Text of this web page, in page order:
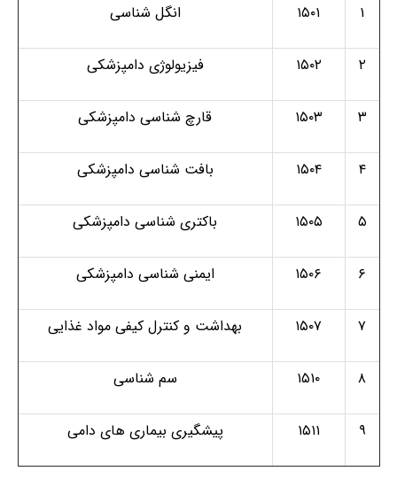
۱ ۱۵۰۱ انگل شناسی
۲ ۱۵۰۲ فیزیولوژی دامپزشکی
۳ ۱۵۰۳ قارچ شناسی دامپزشکی
۴ ۱۵۰۴ بافت شناسی دامپزشکی
۵ ۱۵۰۵ باکتری شناسی دامپزشکی
۶ ۱۵۰۶ ایمنی شناسی دامپزشکی
۷ ۱۵۰۷ بهداشت و کنترل کیفی مواد غذایی
۸ ۱۵۱۰ سم شناسی
۹ ۱۵۱۱ پیشگیری بیماری های دامی